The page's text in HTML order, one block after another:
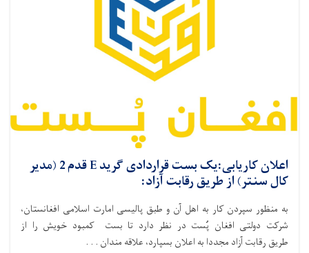
اعلان کاریابی:یک بست قراردادی گرید E قدم 2 (مدیر
کال سنتر) از طریق رقابت آزاد:
به منظور سپردن کار به اهل آن و طبق پالیسی امارت اسلامی افغانستان،
شرکت دولتی افغان پُست در نظر دارد تا بست‌ کمبود خویش را از
طریق رقابت آزاد مجددا به اعلان بسپارد، علاقه ‌مندان . . .